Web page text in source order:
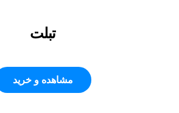
تبلت
مشاهده و خرید